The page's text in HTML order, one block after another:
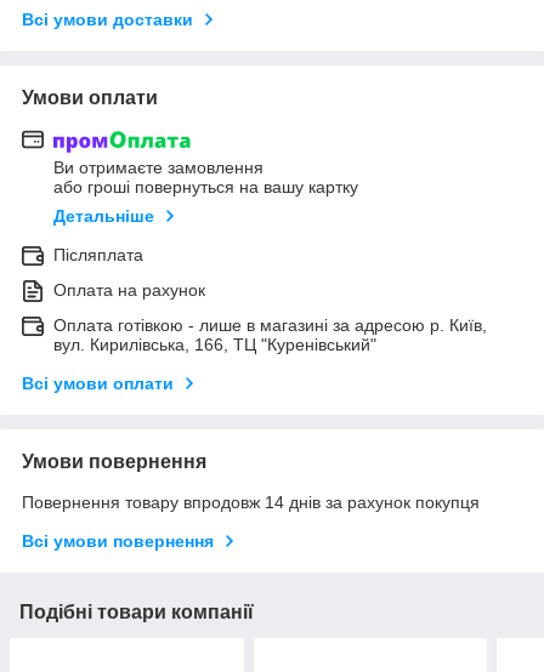
Всі умови доставки
Умови оплати
Ви отримаєте замовлення
або гроші повернуться на вашу картку
Детальніше
Післяплата
Оплата на рахунок
Оплата готівкою - лише в магазині за адресою р. Київ,
вул. Кирилівська, 166, ТЦ "Куренівський"
Всі умови оплати
Умови повернення
Повернення товару впродовж 14 днів за рахунок покупця
Всі умови повернення
Подібні товари компанії